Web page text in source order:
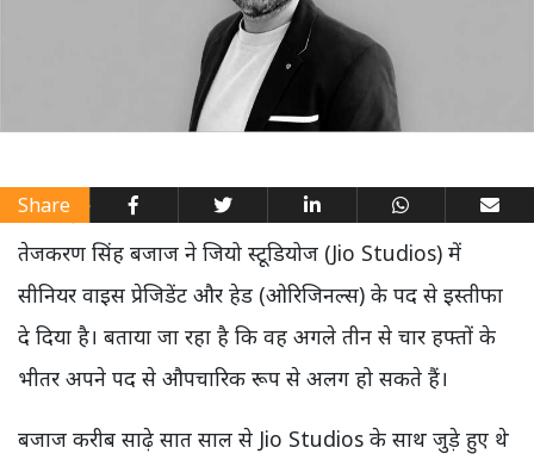
Share
तेजकरण सिंह बजाज ने जियो स्टूडियोज (Jio Studios) में
सीनियर वाइस प्रेजिडेंट और हेड (ओरिजिनल्स) के पद से इस्तीफा
दे दिया है। बताया जा रहा है कि वह अगले तीन से चार हफ्तों के
भीतर अपने पद से औपचारिक रूप से अलग हो सकते हैं।
बजाज करीब साढ़े सात साल से Jio Studios के साथ जुड़े हुए थे